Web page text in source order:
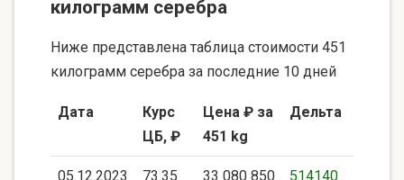
килограмм серебра
Ниже представлена таблица стоимости 451
килограмм серебра за последние 10 дней
Дата
Курс
ЦБ, ₽
Цена ₽ за
451 kg
Дельта
05.12.2023 73.35 33 080 850 514140